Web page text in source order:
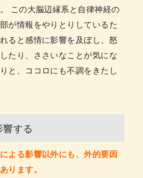
この大脳辺縁系と自律神経の
が情報をやりとりしているた
ると感情に影響を及ぼし、怒
たり、ささいなことが気にな
と、ココロにも不調をきたし
する
よる影響以外にも、外的要因
ります。